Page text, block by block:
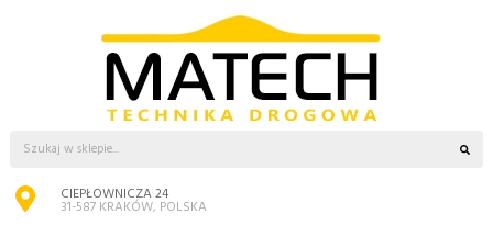
CIEPŁOWNICZA 24
31-587 KRAKÓW, POLSKA